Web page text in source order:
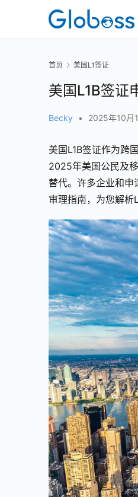
首页 美国L1签证
美国L1B签证
Becky • 2025年10月
美国L1B签证作为跨
2025年美国公民及
替代。许多企业和申
审理指南，为您解析